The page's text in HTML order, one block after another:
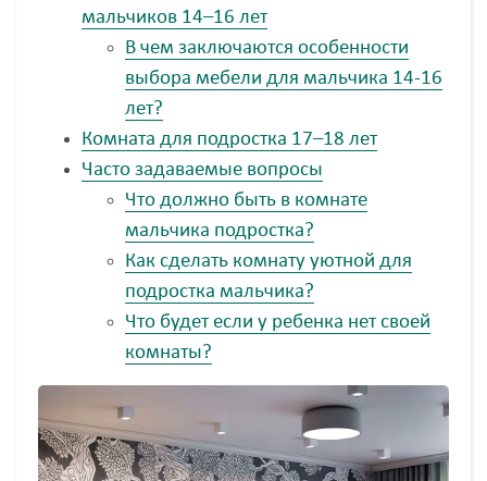
мальчиков 14–16 лет
В чем заключаются особенности
выбора мебели для мальчика 14-16
лет?
Комната для подростка 17–18 лет
Часто задаваемые вопросы
Что должно быть в комнате
мальчика подростка?
Как сделать комнату уютной для
подростка мальчика?
Что будет если у ребенка нет своей
комнаты?